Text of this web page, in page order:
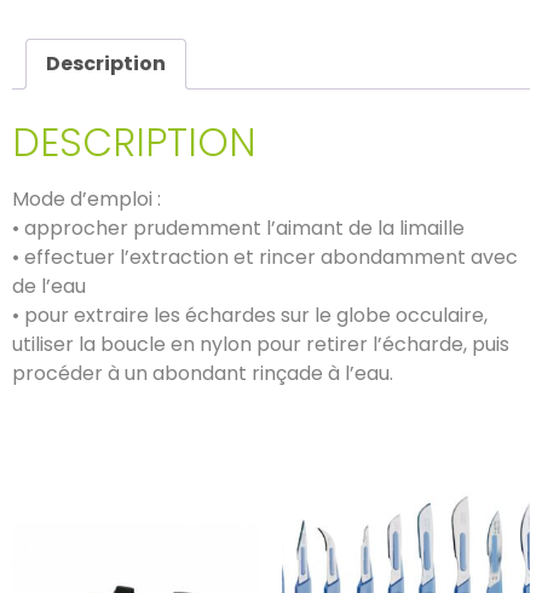
Description
DESCRIPTION
Mode d’emploi :
• approcher prudemment l’aimant de la limaille
• effectuer l’extraction et rincer abondamment avec
de l’eau
• pour extraire les échardes sur le globe occulaire,
utiliser la boucle en nylon pour retirer l’écharde, puis
procéder à un abondant rinçade à l’eau.